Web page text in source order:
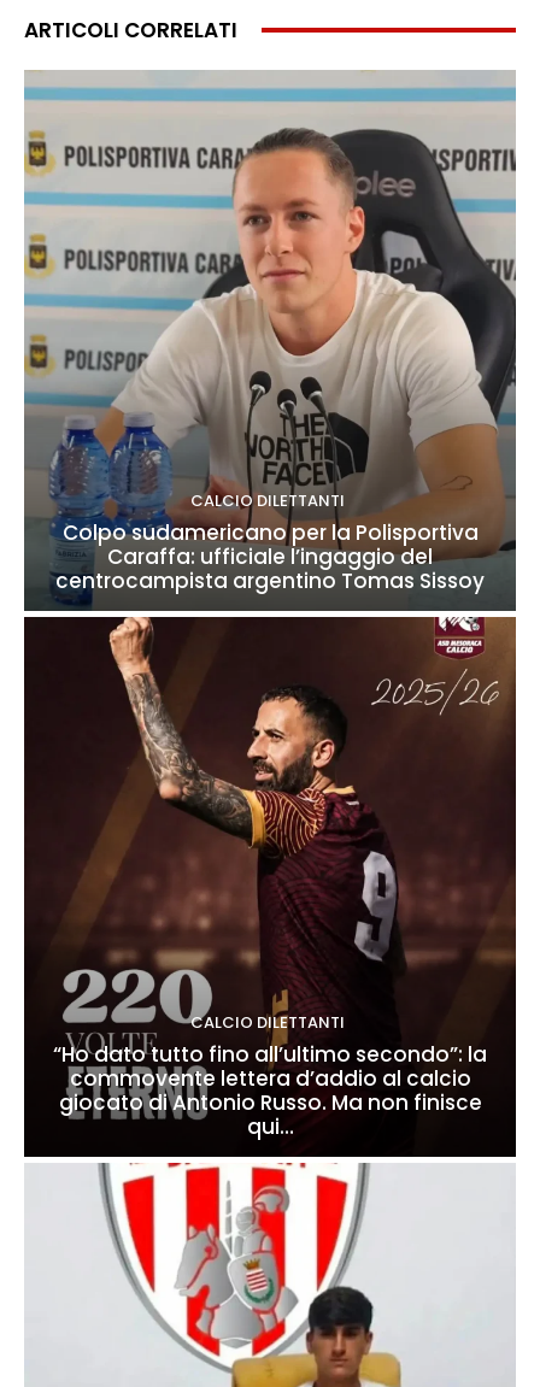
ARTICOLI CORRELATI
CALCIO DILETTANTI
Colpo sudamericano per la Polisportiva
Caraffa: ufficiale l’ingaggio del
centrocampista argentino Tomas Sissoy
CALCIO DILETTANTI
“Ho dato tutto fino all’ultimo secondo”: la
commovente lettera d’addio al calcio
giocato di Antonio Russo. Ma non finisce
qui…